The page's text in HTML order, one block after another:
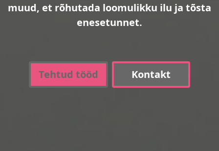
muud, et rõhutada loomulikku ilu ja tõsta
enesetunnet.
Tehtud tööd Kontakt